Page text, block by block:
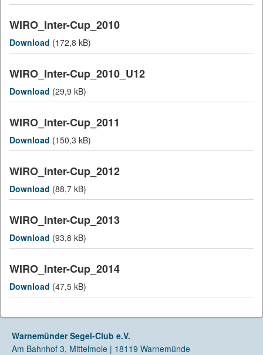
WIRO_Inter-Cup_2010
Download (172,8 kB)
WIRO_Inter-Cup_2010_U12
Download (29,9 kB)
WIRO_Inter-Cup_2011
Download (150,3 kB)
WIRO_Inter-Cup_2012
Download (88,7 kB)
WIRO_Inter-Cup_2013
Download (93,8 kB)
WIRO_Inter-Cup_2014
Download (47,5 kB)
Warnemünder Segel-Club e.V.
Am Bahnhof 3, Mittelmole | 18119 Warnemünde